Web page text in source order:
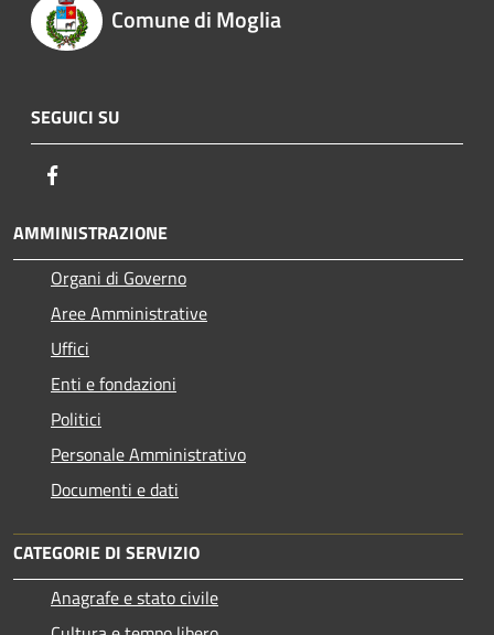
Comune di Moglia
SEGUICI SU
AMMINISTRAZIONE
Organi di Governo
Aree Amministrative
Uffici
Enti e fondazioni
Politici
Personale Amministrativo
Documenti e dati
CATEGORIE DI SERVIZIO
Anagrafe e stato civile